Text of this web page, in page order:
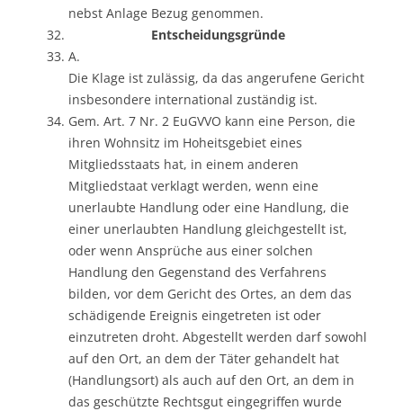
nebst Anlage Bezug genommen.
Entscheidungsgründe
A.
Die Klage ist zulässig, da das angerufene Gericht
insbesondere international zuständig ist.
Gem. Art. 7 Nr. 2 EuGVVO kann eine Person, die
ihren Wohnsitz im Hoheitsgebiet eines
Mitgliedsstaats hat, in einem anderen
Mitgliedstaat verklagt werden, wenn eine
unerlaubte Handlung oder eine Handlung, die
einer unerlaubten Handlung gleichgestellt ist,
oder wenn Ansprüche aus einer solchen
Handlung den Gegenstand des Verfahrens
bilden, vor dem Gericht des Ortes, an dem das
schädigende Ereignis eingetreten ist oder
einzutreten droht. Abgestellt werden darf sowohl
auf den Ort, an dem der Täter gehandelt hat
(Handlungsort) als auch auf den Ort, an dem in
das geschützte Rechtsgut eingegriffen wurde